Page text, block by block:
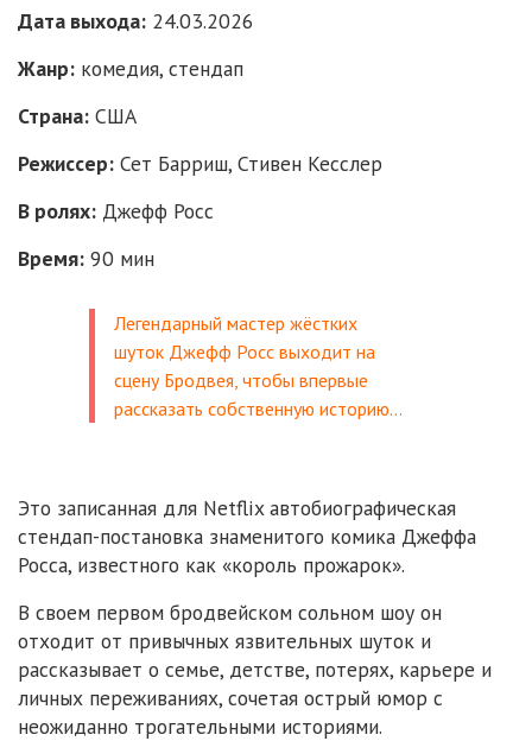
Дата выхода: 24.03.2026
Жанр: комедия, стендап
Страна: США
Режиссер: Сет Барриш, Стивен Кесслер
В ролях: Джефф Росс
Время: 90 мин
Легендарный мастер жёстких
шуток Джефф Росс выходит на
сцену Бродвея, чтобы впервые
рассказать собственную историю…
Это записанная для Netflix автобиографическая
стендап-постановка знаменитого комика Джеффа
Росса, известного как «король прожарок».
В своем первом бродвейском сольном шоу он
отходит от привычных язвительных шуток и
рассказывает о семье, детстве, потерях, карьере и
личных переживаниях, сочетая острый юмор с
неожиданно трогательными историями.